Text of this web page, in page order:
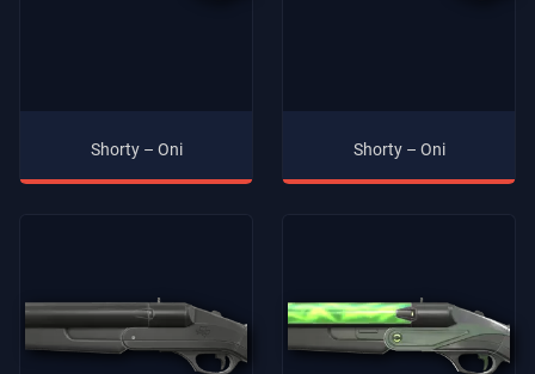
Shorty – Oni Shorty – Oni